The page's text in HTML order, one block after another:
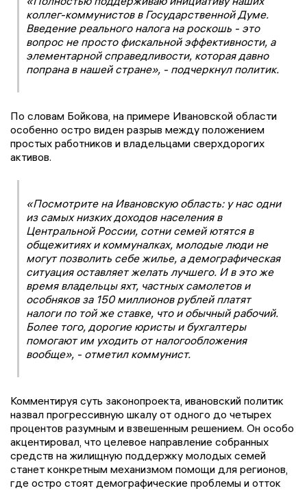
коллег-коммунистов в Государственной Думе.
Введение реального налога на роскошь - это
вопрос не просто фискальной эффективности, а
элементарной справедливости, которая давно
попрана в нашей стране», - подчеркнул политик.
По словам Бойкова, на примере Ивановской области
особенно остро виден разрыв между положением
простых работников и владельцами сверхдорогих
активов.
«Посмотрите на Ивановскую область: у нас одни
из самых низких доходов населения в
Центральной России, сотни семей ютятся в
общежитиях и коммуналках, молодые люди не
могут позволить себе жилье, а демографическая
ситуация оставляет желать лучшего. И в это же
время владельцы яхт, частных самолетов и
особняков за 150 миллионов рублей платят
налоги по той же ставке, что и обычный рабочий.
Более того, дорогие юристы и бухгалтеры
помогают им уходить от налогообложения
вообще», - отметил коммунист.
Комментируя суть законопроекта, ивановский политик
назвал прогрессивную шкалу от одного до четырех
процентов разумным и взвешенным решением. Он особо
акцентировал, что целевое направление собранных
средств на жилищную поддержку молодых семей
станет конкретным механизмом помощи для регионов,
где остро стоят демографические проблемы и отток